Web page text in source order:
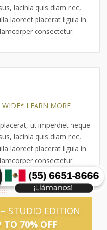
lacinia quis diam nec,
laoreet placerat ligula in
consectetur.
WIDE* LEARN MORE
ut imperdiet neque
lacinia quis diam nec,
laoreet placerat ligula in
consectetur.
STUDIO EDITION
TO 70% OFF